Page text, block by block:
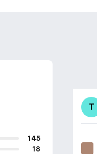
145
18
T